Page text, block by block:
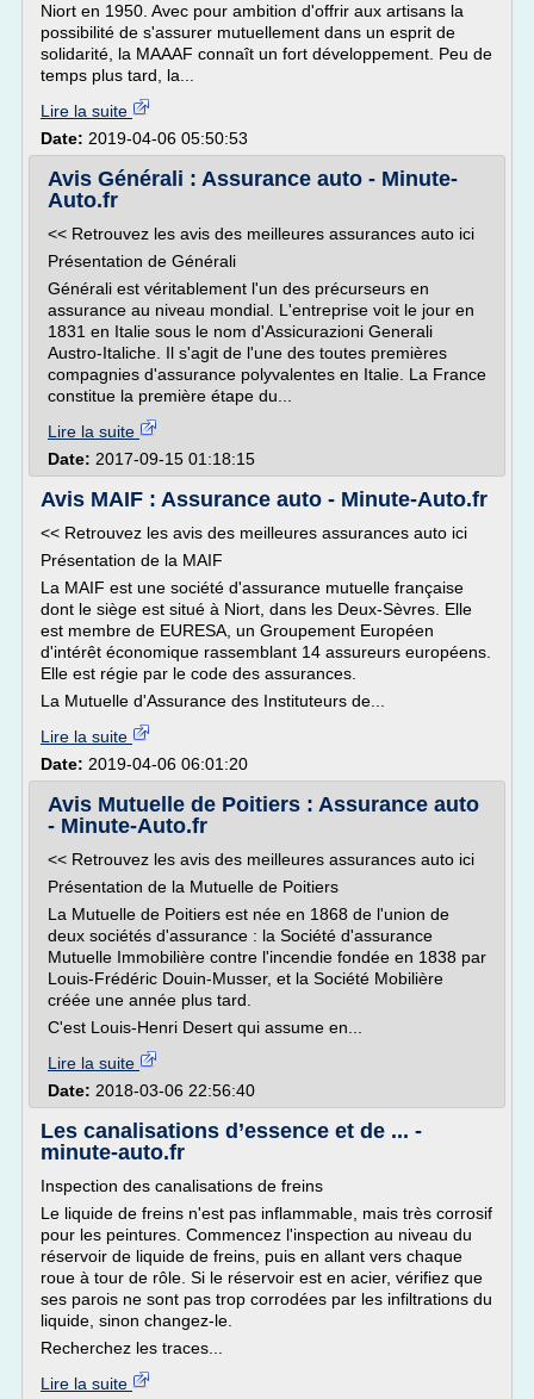
Niort en 1950. Avec pour ambition d'offrir aux artisans la
possibilité de s'assurer mutuellement dans un esprit de
solidarité, la MAAAF connaît un fort développement. Peu de
temps plus tard, la...
Lire la suite
Date: 2019-04-06 05:50:53
Avis Générali : Assurance auto - Minute-
Auto.fr
<< Retrouvez les avis des meilleures assurances auto ici
Présentation de Générali
Générali est véritablement l'un des précurseurs en
assurance au niveau mondial. L'entreprise voit le jour en
1831 en Italie sous le nom d'Assicurazioni Generali
Austro-Italiche. Il s'agit de l'une des toutes premières
compagnies d'assurance polyvalentes en Italie. La France
constitue la première étape du...
Lire la suite
Date: 2017-09-15 01:18:15
Avis MAIF : Assurance auto - Minute-Auto.fr
<< Retrouvez les avis des meilleures assurances auto ici
Présentation de la MAIF
La MAIF est une société d'assurance mutuelle française
dont le siège est situé à Niort, dans les Deux-Sèvres. Elle
est membre de EURESA, un Groupement Européen
d'intérêt économique rassemblant 14 assureurs européens.
Elle est régie par le code des assurances.
La Mutuelle d'Assurance des Instituteurs de...
Lire la suite
Date: 2019-04-06 06:01:20
Avis Mutuelle de Poitiers : Assurance auto
- Minute-Auto.fr
<< Retrouvez les avis des meilleures assurances auto ici
Présentation de la Mutuelle de Poitiers
La Mutuelle de Poitiers est née en 1868 de l'union de
deux sociétés d'assurance : la Société d'assurance
Mutuelle Immobilière contre l'incendie fondée en 1838 par
Louis-Frédéric Douin-Musser, et la Société Mobilière
créée une année plus tard.
C'est Louis-Henri Desert qui assume en...
Lire la suite
Date: 2018-03-06 22:56:40
Les canalisations d’essence et de ... -
minute-auto.fr
Inspection des canalisations de freins
Le liquide de freins n'est pas inflammable, mais très corrosif
pour les peintures. Commencez l'inspection au niveau du
réservoir de liquide de freins, puis en allant vers chaque
roue à tour de rôle. Si le réservoir est en acier, vérifiez que
ses parois ne sont pas trop corrodées par les infiltrations du
liquide, sinon changez-le.
Recherchez les traces...
Lire la suite